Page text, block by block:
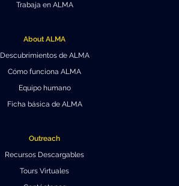
Trabaja en ALMA
About ALMA
Descubrimientos de ALMA
Cómo funciona ALMA
Equipo humano
Ficha básica de ALMA
Outreach
Recursos Descargables
Tours Virtuales